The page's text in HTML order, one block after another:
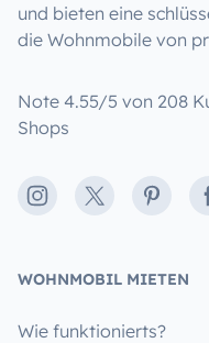
und bieten eine
die Wohnmobile von
Note 4.55/5 von 208
Shops
Instagram
X
WOHNMOBIL MIETEN
Wie funktionierts?